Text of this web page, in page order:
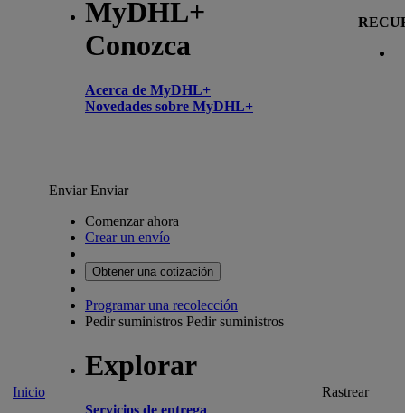
MyDHL+
Conozca
Acerca de MyDHL+
Novedades sobre MyDHL+
Inicio
EnviarEnviar
Comenzar ahora
Crear un envío
Obtener una cotización
Programar una recolección
Pedir suministros Pedir suministros
Explorar
Servicios de entrega
Rastrear